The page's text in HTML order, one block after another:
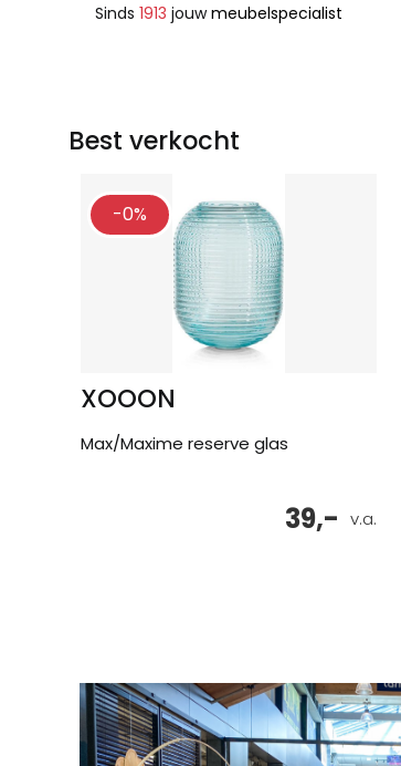
Sinds 1913 jouwmeubelspecialist
Best verkocht
-0%
XOOON
Max/Maxime reserve glas
v.a.
39,-